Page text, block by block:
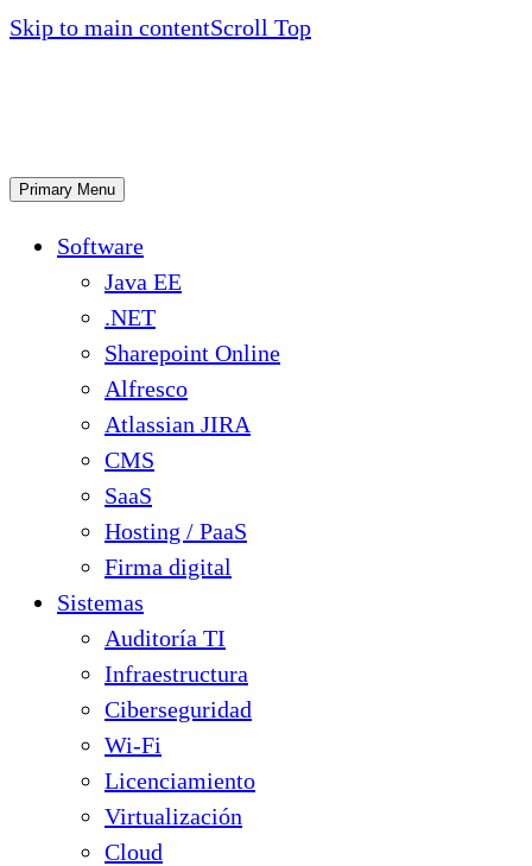
Skip to main contentScroll Top
Primary Menu
Software
Java EE
.NET
Sharepoint Online
Alfresco
Atlassian JIRA
CMS
SaaS
Hosting / PaaS
Firma digital
Sistemas
Auditoría TI
Infraestructura
Ciberseguridad
Wi-Fi
Licenciamiento
Virtualización
Cloud